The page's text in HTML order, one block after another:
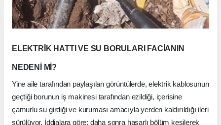
ELEKTRİK HATTI VE SU BORULARI FACİANIN
NEDENİ Mİ?
Yine aile tarafından paylaşılan görüntülerde, elektrik kablosunun
geçtiği borunun iş makinesi tarafından ezildiği, içerisine
çamurlu su girdiği ve kuruması amacıyla yerden kaldırıldığı ileri
sürülüyor. İddialara göre; daha sonra hasarlı bölüm kesilerek